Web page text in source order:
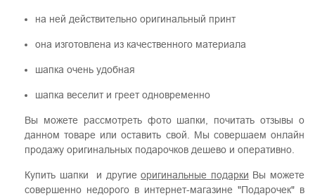
на ней действительно оригинальный принт
она изготовлена из качественного материала
шапка очень удобная
шапка веселит и греет одновременно
Вы можете рассмотреть фото шапки, почитать отзывы о
данном товаре или оставить свой. Мы совершаем онлайн
продажу оригинальных подарочков дешево и оперативно.
Купить шапки и другиеоригинальные подарки Вы можете
совершенно недорого в интернет-магазине "Подарочек" в